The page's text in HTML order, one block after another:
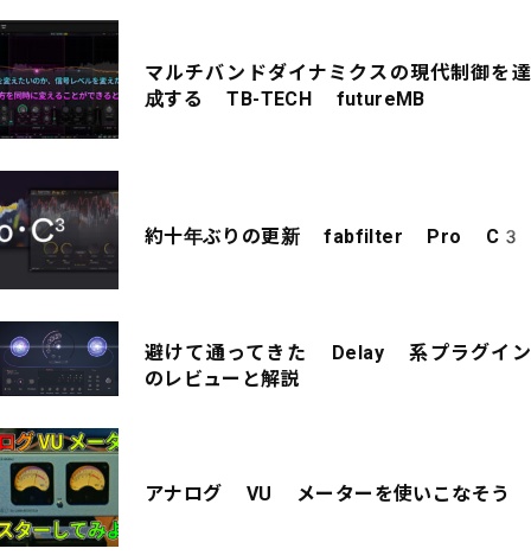
マルチバンドダイナミクスの現代制御を達
成する TB-TECH futureMB
約十年ぶりの更新 fabfilter Pro C3
避けて通ってきた Delay 系プラグイン
のレビューと解説
アナログ VU メーターを使いこなそう